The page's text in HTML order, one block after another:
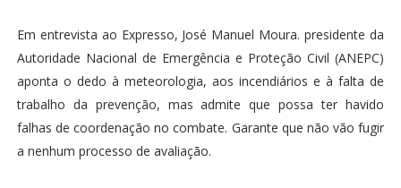
Em entrevista ao Expresso, José Manuel Moura. presidente da
Autoridade Nacional de Emergência e Proteção Civil (ANEPC)
aponta o dedo à meteorologia, aos incendiários e à falta de
trabalho da prevenção, mas admite que possa ter havido
falhas de coordenação no combate. Garante que não vão fugir
a nenhum processo de avaliação.